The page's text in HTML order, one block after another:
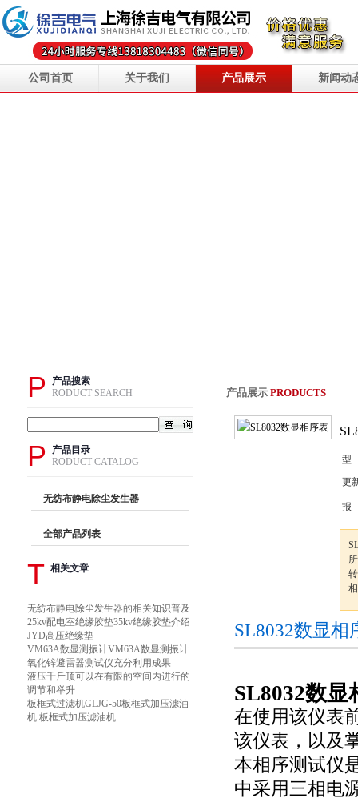
公司首页 关于我们 产品展示 新闻动
产品展示 PRODUCTS
型
更
报
SL8032数显相
SL8032数显
在使用该仪表
该仪表，以及
本相序测试仪
中采用三相电
P
产品搜索
RODUCT SEARCH
P
产品目录
RODUCT CATALOG
无纺布静电除尘发生器
全部产品列表
T 相关文章
无纺布静电除尘发生器的相关知识普及
25kv配电室绝缘胶垫35kv绝缘胶垫介绍
JYD高压绝缘垫
VM63A数显测振计VM63A数显测振计
氧化锌避雷器测试仪充分利用成果
液压千斤顶可以在有限的空间内进行的
调节和举升
板框式过滤机GLJG-50板框式加压滤油
机 板框式加压滤油机